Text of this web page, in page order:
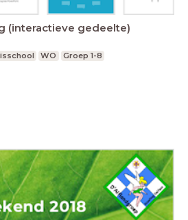
(interactieve gedeelte)
WO Groep 1-8